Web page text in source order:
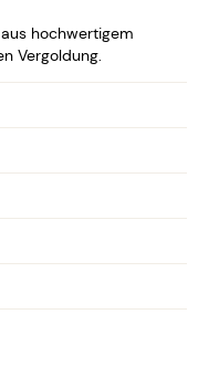
hochwertigem
Vergoldung.